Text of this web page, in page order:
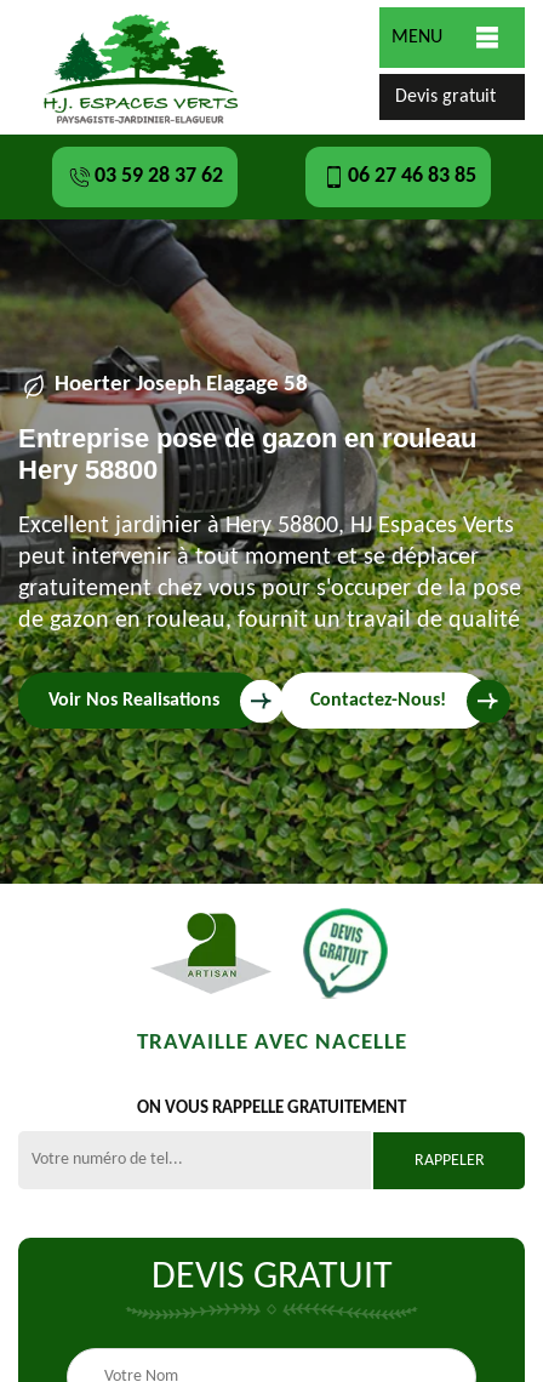
MENU
Devis gratuit
03 59 28 37 62 06 27 46 83 85
Hoerter Joseph Elagage 58
Entreprise pose de gazon en rouleau
Hery 58800
Excellent jardinier à Hery 58800, HJ Espaces Verts
peut intervenir à tout moment et se déplacer
gratuitement chez vous pour s'occuper de la pose
de gazon en rouleau, fournit un travail de qualité
Voir Nos Realisations Contactez-Nous!
TRAVAILLE AVEC NACELLE
ON VOUS RAPPELLE GRATUITEMENT
DEVIS GRATUIT